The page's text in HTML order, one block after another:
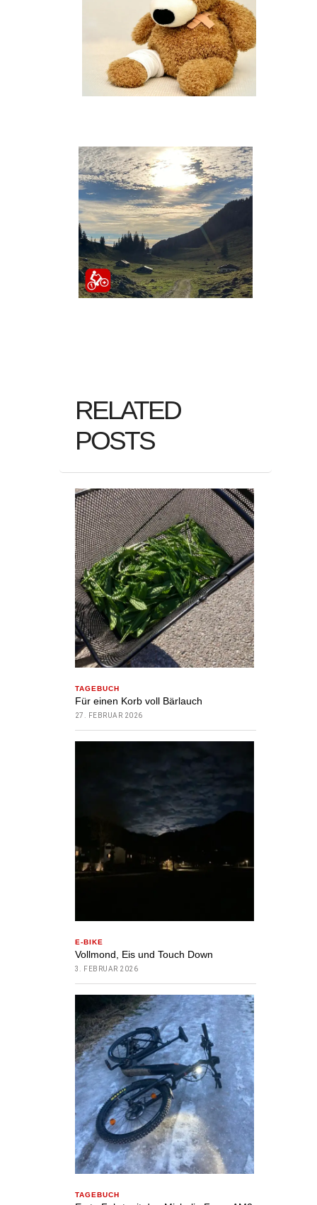
RELATED
POSTS
TAGEBUCH
Für einen Korb voll Bärlauch
27. FEBRUAR 2026
E-BIKE
Vollmond, Eis und Touch Down
3. FEBRUAR 2026
TAGEBUCH